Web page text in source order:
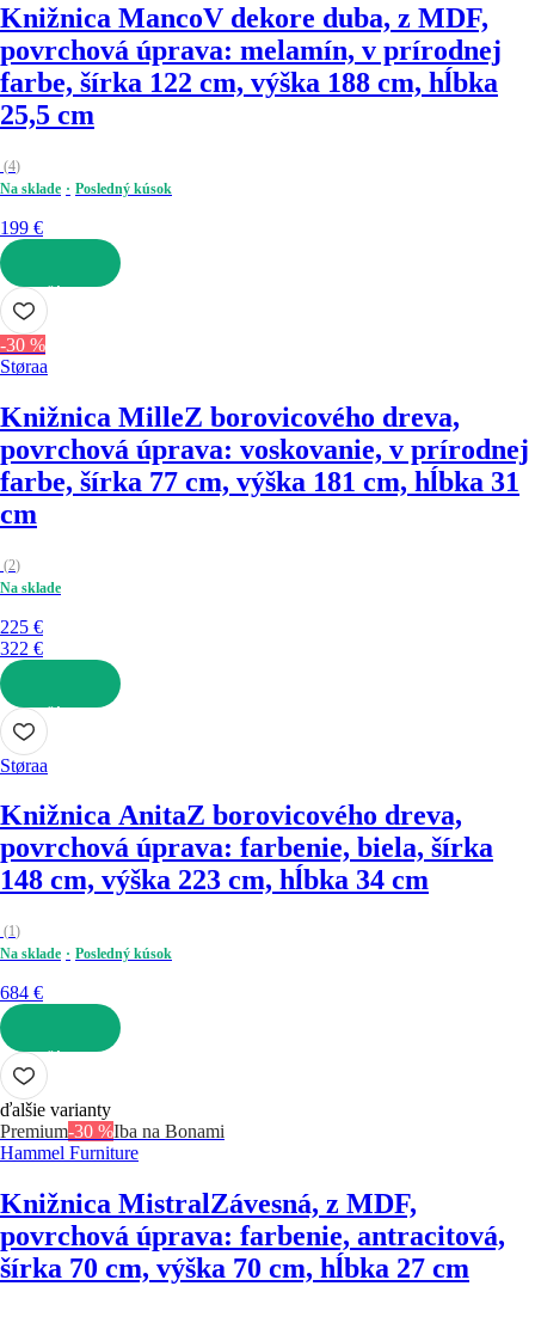
Knižnica MancoV dekore duba, z MDF,
povrchová úprava: melamín, v prírodnej
farbe, šírka 122 cm, výška 188 cm, hĺbka
25,5 cm
(4)
Na sklade
Posledný kúsok
199 €
DO KOŠÍKA
-30 %
Støraa
Knižnica MilleZ borovicového dreva,
povrchová úprava: voskovanie, v prírodnej
farbe, šírka 77 cm, výška 181 cm, hĺbka 31
cm
(2)
Na sklade
225 €
322 €
DO KOŠÍKA
Støraa
Knižnica AnitaZ borovicového dreva,
povrchová úprava: farbenie, biela, šírka
148 cm, výška 223 cm, hĺbka 34 cm
(1)
Na sklade
Posledný kúsok
684 €
DO KOŠÍKA
ďalšie varianty
Premium-30 %Iba na Bonami
Hammel Furniture
Knižnica MistralZávesná, z MDF,
povrchová úprava: farbenie, antracitová,
šírka 70 cm, výška 70 cm, hĺbka 27 cm